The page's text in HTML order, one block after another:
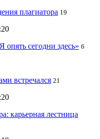
плагиатора 19
сегодни здесь» 6
встречался 21
карьерная лестница